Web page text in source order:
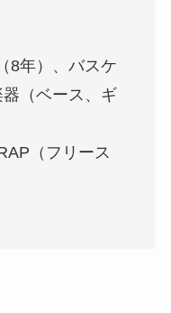
8年）、バスケ
（ベース、ギ
（フリース